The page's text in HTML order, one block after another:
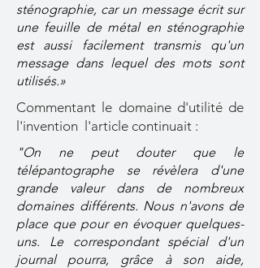
sténographie, car un message écrit sur
une feuille de métal en sténographie
est aussi facilement transmis qu'un
message dans lequel des mots sont
utilisés.»
Commentant le domaine d'utilité de
l'invention l'article continuait :
"On ne peut douter que le
télépantographe se révèlera d'une
grande valeur dans de nombreux
domaines différents. Nous n'avons de
place que pour en évoquer quelques-
uns. Le correspondant spécial d'un
journal pourra, grâce à son aide,